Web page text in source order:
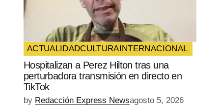
ACTUALIDADCULTURAINTERNACIONAL
Hospitalizan a Perez Hilton tras una
perturbadora transmisión en directo en
TikTok
by Redacción Express Newsagosto 5, 2026